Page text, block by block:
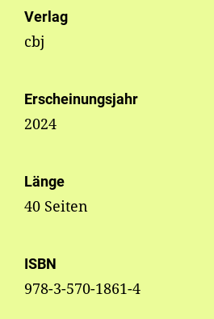
Verlag
cbj
Erscheinungsjahr
2024
Länge
40 Seiten
ISBN
978-3-570-1861-4